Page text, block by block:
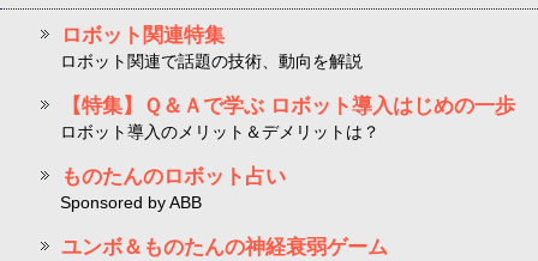
ロボット関連特集
ロボット関連で話題の技術、動向を解説
【特集】Ｑ＆Ａで学ぶ ロボット導入はじめの一歩
ロボット導入のメリット＆デメリットは？
ものたんのロボット占い
Sponsored by ABB
ユンボ＆ものたんの神経衰弱ゲーム